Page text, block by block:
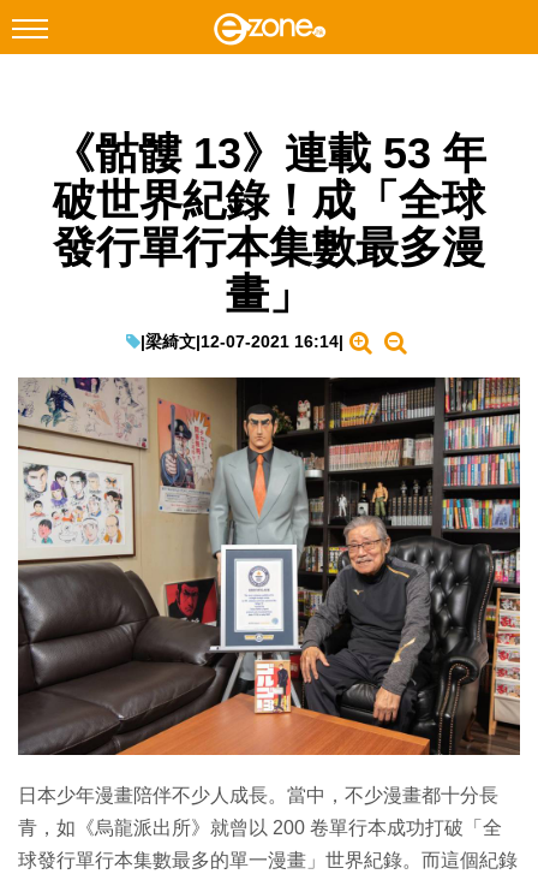
Facebook Instagram
科技焦點
網絡生活
EduTech
IT Times
生成式AI與雲端應用
Enterprise Digital Transformation
特集
《骷髏 13》連載 53 年
破世界紀錄！成「全球
發行單行本集數最多漫
畫」
|梁綺文|12-07-2021 16:14|
日本少年漫畫陪伴不少人成長。當中，不少漫畫都十分長
青，如《烏龍派出所》就曾以 200 卷單行本成功打破「全
球發行單行本集數最多的單一漫畫」世界紀錄。而這個紀錄